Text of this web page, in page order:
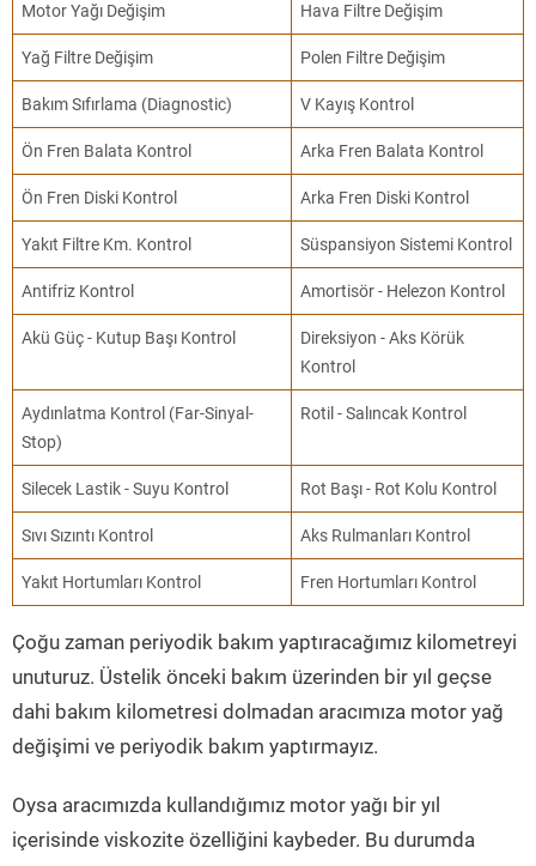
Motor Yağı Değişim Hava Filtre Değişim
Yağ Filtre Değişim Polen Filtre Değişim
Bakım Sıfırlama (Diagnostic) V Kayış Kontrol
Ön Fren Balata Kontrol Arka Fren Balata Kontrol
Ön Fren Diski Kontrol Arka Fren Diski Kontrol
Yakıt Filtre Km. Kontrol Süspansiyon Sistemi Kontrol
Antifriz Kontrol Amortisör - Helezon Kontrol
Akü Güç - Kutup Başı Kontrol
Direksiyon - Aks Körük
Kontrol
Aydınlatma Kontrol (Far-Sinyal-
Stop)
Rotil - Salıncak Kontrol
Silecek Lastik - Suyu Kontrol Rot Başı - Rot Kolu Kontrol
Sıvı Sızıntı Kontrol Aks Rulmanları Kontrol
Yakıt Hortumları Kontrol Fren Hortumları Kontrol
Çoğu zaman periyodik bakım yaptıracağımız kilometreyi
unuturuz. Üstelik önceki bakım üzerinden bir yıl geçse
dahi bakım kilometresi dolmadan aracımıza motor yağ
değişimi ve periyodik bakım yaptırmayız.
Oysa aracımızda kullandığımız motor yağı bir yıl
içerisinde viskozite özelliğini kaybeder. Bu durumda